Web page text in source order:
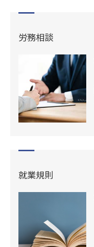
労務相談
就業規則